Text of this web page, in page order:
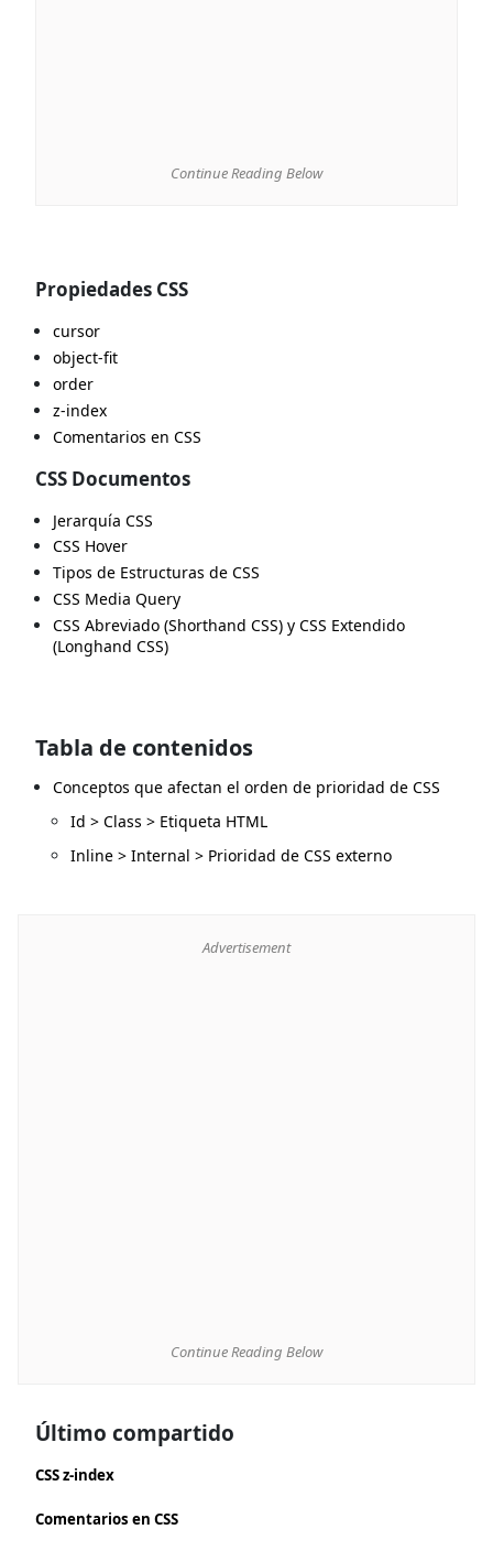
Propiedades CSS
cursor
object-fit
order
z-index
Comentarios en CSS
CSS Documentos
Jerarquía CSS
CSS Hover
Tipos de Estructuras de CSS
CSS Media Query
CSS Abreviado (Shorthand CSS) y CSS Extendido
(Longhand CSS)
Continue Reading Below
Tabla de contenidos
Conceptos que afectan el orden de prioridad de CSS
Id > Class > Etiqueta HTML
Inline > Internal > Prioridad de CSS externo
Advertisement
Continue Reading Below
Último compartido
CSS z-index
Comentarios en CSS